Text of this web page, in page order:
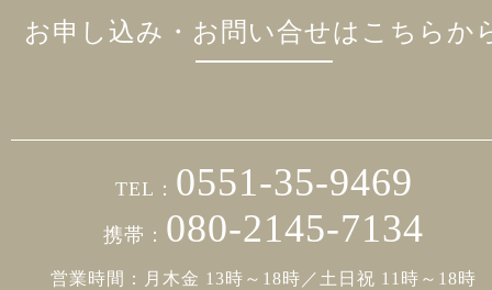
お申し込み・お問い合せはこちらか
TEL： 0551-35-9469
携帯： 080-2145-7134
営業時間：月木金 13時～18時／土日祝 11時～18時